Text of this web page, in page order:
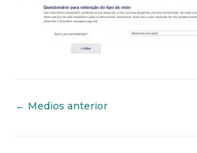
← Medios anterior